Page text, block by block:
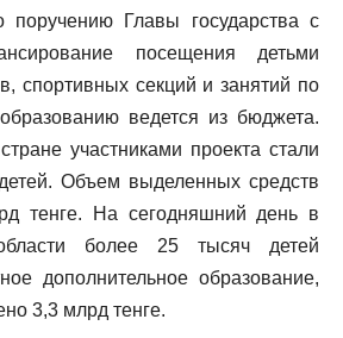
Главы государства с
посещения детьми
спортивных секций и занятий по
ведется из бюджета.
участниками проекта стали
Объем выделенных средств
тенге. На сегодняшний день в
области более 25 тысяч детей
дополнительное образование,
3,3 млрд тенге.